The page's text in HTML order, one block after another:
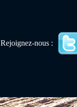
Rejoignez-nous :